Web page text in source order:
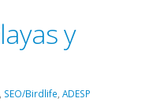
y
SEO/Birdlife ADESP